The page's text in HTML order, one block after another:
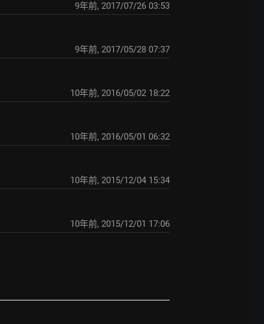
9年前, 2017/07/26 03:53
9年前, 2017/05/28 07:37
10年前, 2016/05/02 18:22
10年前, 2016/05/01 06:32
10年前, 2015/12/04 15:34
10年前, 2015/12/01 17:06